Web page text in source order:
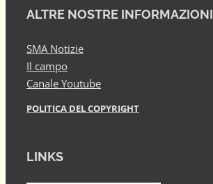
ALTRE NOSTRE INFORMAZIONI
SMA Notizie
Il campo
Canale Youtube
POLITICA DEL COPYRIGHT
LINKS